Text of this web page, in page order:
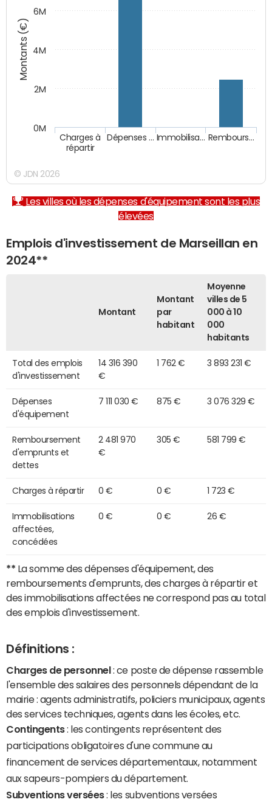
Montants (€)
Charges à
répartir
Dépenses … Immobilisa… Rembours…
0M
2M
4M
6M
© JDN 2026
Les villes où les dépenses d'équipement sont les plus
élevées
Emplois d'investissement de Marseillan en
2024**
Montant
Montant
par
habitant
Moyenne
villes de 5
000 à 10
000
habitants
Total des emplois
d'investissement
14 316 390
€
1 762 € 3 893 231 €
Dépenses
d'équipement
7 111 030 € 875 € 3 076 329 €
Remboursement
d'emprunts et
dettes
2 481 970
€
305 € 581 799 €
Charges à répartir 0 € 0 € 1 723 €
Immobilisations
affectées,
concédées
0 € 0 € 26 €
** La somme des dépenses d'équipement, des
remboursements d'emprunts, des charges à répartir et
des immobilisations affectées ne correspond pas au total
des emplois d'investissement.
Définitions :
Charges de personnel : ce poste de dépense rassemble
l'ensemble des salaires des personnels dépendant de la
mairie : agents administratifs, policiers municipaux, agents
des services techniques, agents dans les écoles, etc.
Contingents: les contingents représentent des
participations obligatoires d'une commune au
financement de services départementaux, notamment
aux sapeurs-pompiers du département.
Subventions versées: les subventions versées